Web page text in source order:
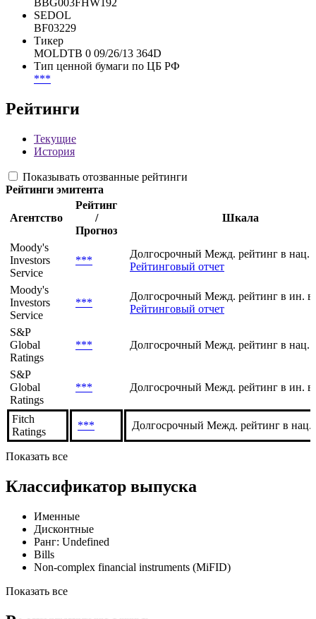
Cbonds ID
31117
FIGI
BBG003FHW192
SEDOL
BF03229
Тип ценной бумаги по ЦБ РФ
Рейтинги
Текущие
Показывать отозванные рейтинги
Рейтинги эмитента
Агентство
Рейтинг
Шкала
Moody's
Investors
Service
***
Долгосрочный Межд. рейтинг в нац.
Рейтинговый отчет
Moody's
Investors
Service
***
Долгосрочный Межд. рейтинг в ин.
S&P
Global
Ratings
*** Долгосрочный Межд. рейтинг в нац.
S&P
Global
Ratings
Классификатор выпуска
Именные
Ранг: Undefined